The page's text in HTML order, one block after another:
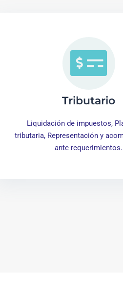
Tributario
Liquidación de impuestos,
tributaria, Representación y
ante requerimientos.